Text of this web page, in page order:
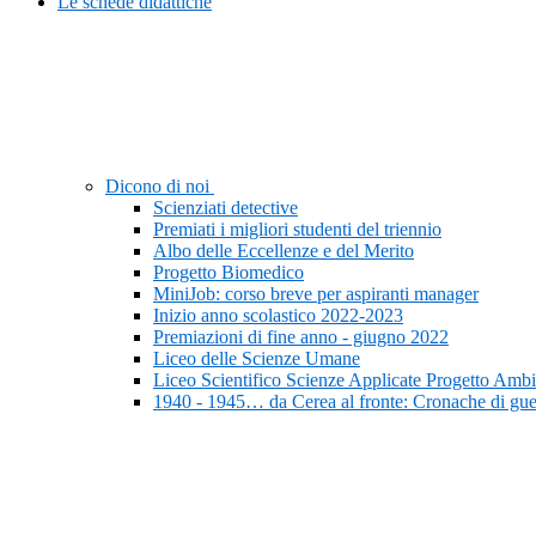
Dicono di noi
Scienziati detective
Premiati i migliori studenti del triennio
Albo delle Eccellenze e del Merito
Progetto Biomedico
MiniJob: corso breve per aspiranti manager
Inizio anno scolastico 2022-2023
Premiazioni di fine anno - giugno 2022
Liceo delle Scienze Umane
Liceo Scientifico Scienze Applicate Progetto
1940 - 1945… da Cerea al fronte: Cronache di